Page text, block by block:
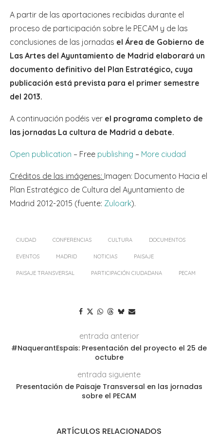
A partir de las aportaciones recibidas durante el
proceso de participación sobre le PECAM y de las
conclusiones de las jornadas el Área de Gobierno de
Las Artes del Ayuntamiento de Madrid elaborará un
documento definitivo del Plan Estratégico, cuya
publicación está prevista para el primer semestre
del 2013.
A continuación podéis ver el programa completo de
las jornadas La cultura de Madrid a debate.
Open publication – Free publishing – More ciudad
Créditos de las imágenes: Imagen: Documento Hacia el
Plan Estratégico de Cultura del Ayuntamiento de
Madrid 2012-2015 (fuente: Zuloark).
CIUDAD CONFERENCIAS CULTURA DOCUMENTOS
EVENTOS MADRID NOTICIAS PAISAJE
PAISAJE TRANSVERSAL PARTICIPACIÓN CIUDADANA PECAM
entrada anterior
#NaquerantEspais: Presentación del proyecto el 25 de
octubre
entrada siguiente
Presentación de Paisaje Transversal en las jornadas
sobre el PECAM
ARTÍCULOS RELACIONADOS